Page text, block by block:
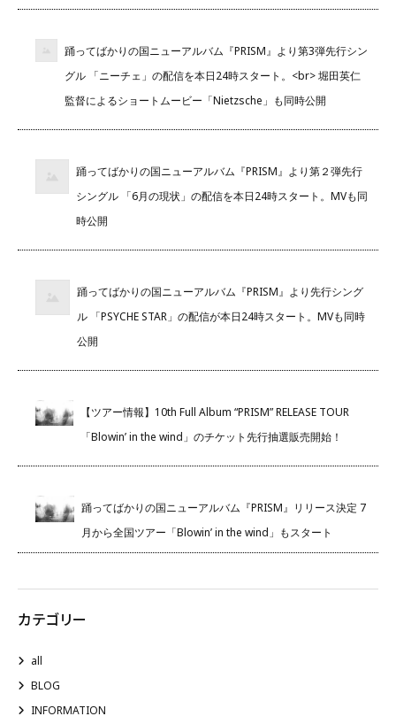
踊ってばかりの国ニューアルバム『PRISM』より第3弾先行シン
グル 「ニーチェ」の配信を本日24時スタート。<br> 堀田英仁
監督によるショートムービー「Nietzsche」も同時公開
踊ってばかりの国ニューアルバム『PRISM』より第２弾先行
シングル 「6月の現状」の配信を本日24時スタート。MVも同
時公開
踊ってばかりの国ニューアルバム『PRISM』より先行シング
ル 「PSYCHE STAR」の配信が本日24時スタート。MVも同時
公開
【ツアー情報】10th Full Album “PRISM” RELEASE TOUR
「Blowin’ in the wind」のチケット先行抽選販売開始！
踊ってばかりの国ニューアルバム『PRISM』リリース決定 7
月から全国ツアー「Blowin’ in the wind」もスタート
カテゴリー
all
BLOG
INFORMATION